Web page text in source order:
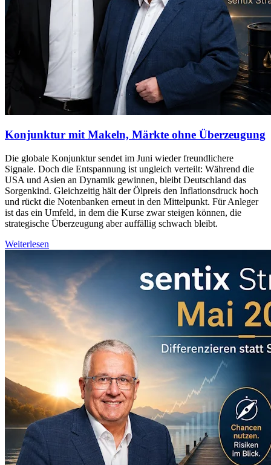
Konjunktur mit Makeln, Märkte ohne Überzeugung
Die globale Konjunktur sendet im Juni wieder freundlichere
Signale. Doch die Entspannung ist ungleich verteilt: Während die
USA und Asien an Dynamik gewinnen, bleibt Deutschland das
Sorgenkind. Gleichzeitig hält der Ölpreis den Inflationsdruck hoch
und rückt die Notenbanken erneut in den Mittelpunkt. Für Anleger
ist das ein Umfeld, in dem die Kurse zwar steigen können, die
strategische Überzeugung aber auffällig schwach bleibt.
Weiterlesen